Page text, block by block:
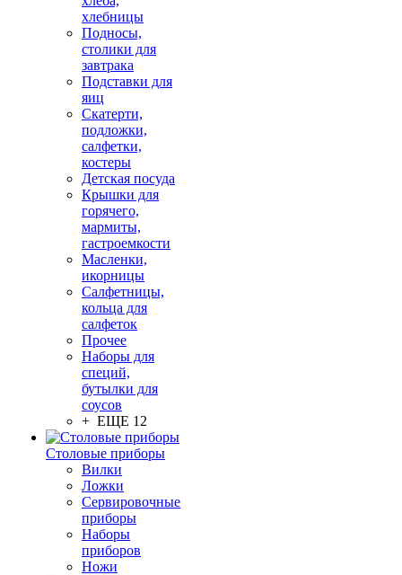
хлебницы
Подносы,
столики для
завтрака
Подставки для
яиц
Скатерти,
подложки,
салфетки,
костеры
Детская посуда
Крышки для
горячего,
мармиты,
гастроемкости
Масленки,
икорницы
Салфетницы,
кольца для
салфеток
Прочее
Наборы для
специй,
бутылки для
соусов
+ ЕЩЕ 12
Столовые приборы
Вилки
Ложки
Сервировочные
приборы
Наборы
приборов
Ножи